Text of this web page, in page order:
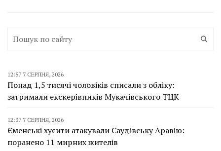
12:57 7 СЕРПНЯ, 2026
Понад 1,5 тисячі чоловіків списали з обліку:
затримали екскерівників Мукачівського ТЦК
12:37 7 СЕРПНЯ, 2026
Єменські хусити атакували Саудівську Аравію:
поранено 11 мирних жителів